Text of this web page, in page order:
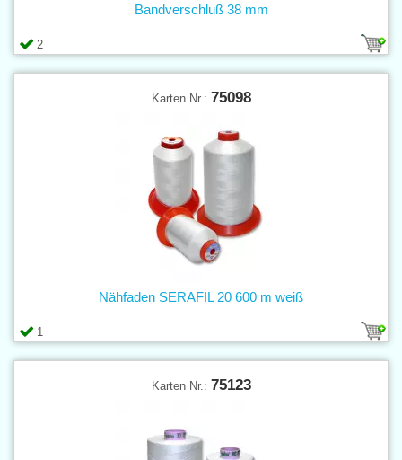
2
Bandverschluß 38 mm
Karten Nr.: 75098
1
Nähfaden SERAFIL 20 600 m weiß
Karten Nr.: 75123